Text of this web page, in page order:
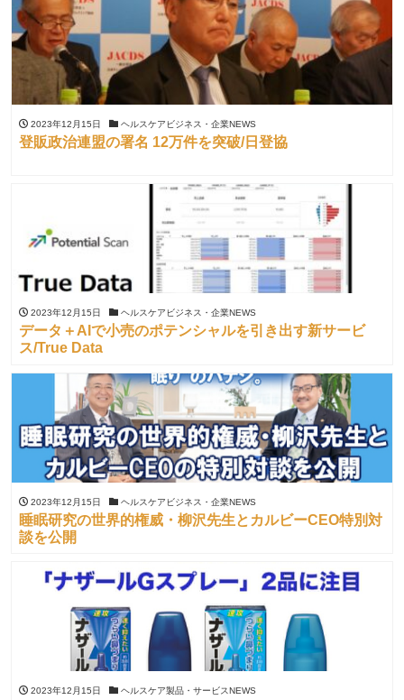
2023年12月15日 ヘルスケアビジネス・企業NEWS
登販政治連盟の署名 12万件を突破/日登協
2023年12月15日 ヘルスケアビジネス・企業NEWS
データ＋AIで小売のポテンシャルを引き出す新サービ
ス/True Data
2023年12月15日 ヘルスケアビジネス・企業NEWS
睡眠研究の世界的権威・柳沢先生とカルビーCEO特別対
談を公開
2023年12月15日 ヘルスケア製品・サービスNEWS